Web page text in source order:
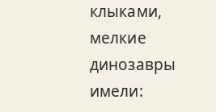
клыками,
мелкие
динозавры
имели: